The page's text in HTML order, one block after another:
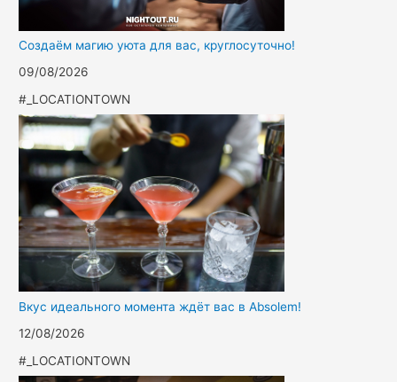
Создаём магию уюта для вас, круглосуточно!
09/08/2026
#_LOCATIONTOWN
Вкус идеального момента ждёт вас в Absolem!
12/08/2026
#_LOCATIONTOWN